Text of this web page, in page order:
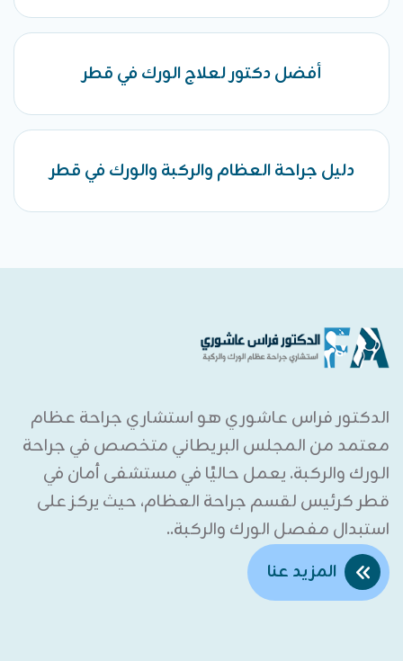
أفضل دكتور لعلاج الورك في قطر
دليل جراحة العظام والركبة والورك في قطر
الدكتور فراس عاشوري هو استشاري جراحة عظام
معتمد من المجلس البريطاني متخصص في جراحة
الورك والركبة. يعمل حاليًا في مستشفى أمان في
قطر كرئيس لقسم جراحة العظام، حيث يركز على
استبدال مفصل الورك والركبة..
المزيد عنا